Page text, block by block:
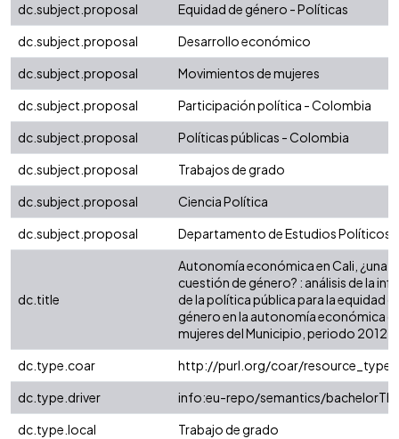
dc.subject.proposal
Equidad de género - Políticas
dc.subject.proposal
Desarrollo económico
dc.subject.proposal
Movimientos de mujeres
dc.subject.proposal
Participación política - Colombia
dc.subject.proposal
Políticas públicas - Colombia
dc.subject.proposal
Trabajos de grado
dc.subject.proposal
Ciencia Política
dc.subject.proposal
Departamento de Estudios Políticos
dc.title
Autonomía económica en Cali, ¿una
cuestión de género? : análisis de la
de la política pública para la equidad
género en la autonomía económica
mujeres del Municipio, periodo 2012-
dc.type.coar
http://purl.org/coar/resource_type/
dc.type.driver
info:eu-repo/semantics/
dc.type.local
Trabajo de grado